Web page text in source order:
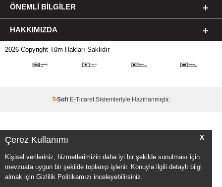
X
Çerez Kullanımı
Kişisel verileriniz, hizmetlerimizin daha iyi bir şekilde sunulması için
mevzuata uygun bir şekilde toplanıp işlenir. Konuyla ilgili detaylı bilgi
almak için Gizlilik Politikamızı inceleyebilirsiniz.
ÖNEMLI BILGILER
HAKKIMIZDA
2026 Copyright Tüm Hakları Saklıdır
T-Soft E-TicaretSistemleriyle Hazırlanmıştır.